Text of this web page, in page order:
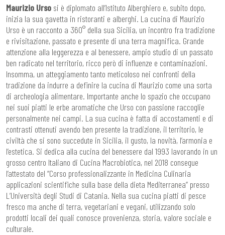
Maurizio Urso si è diplomato all’Istituto Alberghiero e, subito dopo,
inizia la sua gavetta in ristoranti e alberghi. La cucina di Maurizio
Urso è un racconto a 360° della sua Sicilia, un incontro fra tradizione
e rivisitazione, passato e presente di una terra magnifica. Grande
attenzione alla leggerezza e al benessere, ampio studio di un passato
ben radicato nel territorio, ricco però di influenze e contaminazioni.
Insomma, un atteggiamento tanto meticoloso nei confronti della
tradizione da indurre a definire la cucina di Maurizio come una sorta
di archeologia alimentare. Importante anche lo spazio che occupano
nei suoi piatti le erbe aromatiche che Urso con passione raccoglie
personalmente nei campi. La sua cucina è fatta di accostamenti e di
contrasti ottenuti avendo ben presente la tradizione, il territorio, le
civiltà che si sono succedute in Sicilia, il gusto, la novità, l’armonia e
l’estetica. Si dedica alla cucina del benessere dal 1993 lavorando in un
grosso centro Italiano di Cucina Macrobiotica, nel 2018 consegue
l’attestato del “Corso professionalizzante in Medicina Culinaria
applicazioni scientifiche sulla base della dieta Mediterranea” presso
L’Università degli Studi di Catania. Nella sua cucina piatti di pesce
fresco ma anche di terra, vegetariani e vegani, utilizzando solo
prodotti locali dei quali conosce provenienza, storia, valore sociale e
culturale.